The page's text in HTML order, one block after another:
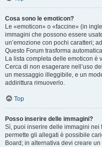
Cosa sono le emoticon?
Le «emoticon» o «faccine» (in
immagini che possono essere
un’emozione con pochi caratteri;
Questo Forum trasforma
La lista completa delle emoticon
Cerca di non esagerare nell’uso
un messaggio illeggibile, e un
addirittura rimuoverlo.
Top
Posso inserire delle immagini?
Sì, puoi inserire delle immagini nei
permette gli allegati è possibile
Board; in alternativa devi creare